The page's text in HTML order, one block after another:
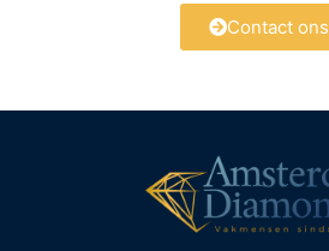
Contact ons